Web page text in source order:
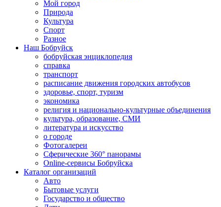
Мой город
Природа
Культура
Спорт
Разное
Наш Бобруйск
бобруйская энциклопедия
справка
транспорт
расписание движения городских автобусов
здоровье, спорт, туризм
экономика
религия и национально-культурные объединения
культура, образование, СМИ
литература и искусство
о городе
Фотогалереи
Сферические 360° панорамы
Online-сервисы Бобруйска
Каталог организаций
Авто
Бытовые услуги
Государство и общество